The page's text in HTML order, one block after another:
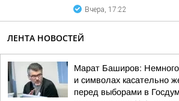
Вчера, 17:22
ЛЕНТА НОВОСТЕЙ
Марат Баширов:
и символах касательно
перед выборами в